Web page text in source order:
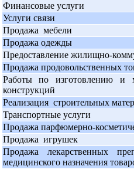
Финансовые услуги
Услуги связи
Продажа мебели
Продажа одежды
Предоставление жилищно-
Продажа продовольственных
Работы по изготовлению
конструкций
Реализация строительных
Транспортные услуги
Продажа парфюмерно-
Продажа игрушек
Продажа лекарственных
медицинского назначения